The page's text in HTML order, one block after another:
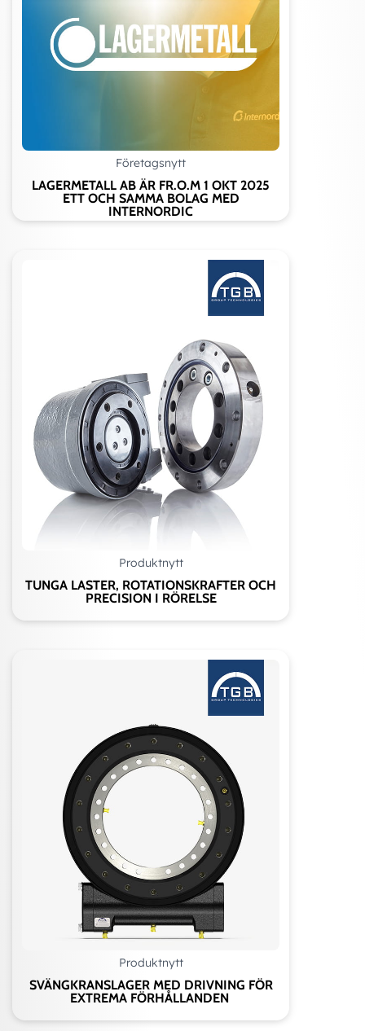
Företagsnytt
LAGERMETALL AB ÄR FR.O.M 1 OKT 2025
ETT OCH SAMMA BOLAG MED
INTERNORDIC
Produktnytt
TUNGA LASTER, ROTATIONSKRAFTER OCH
PRECISION I RÖRELSE
Produktnytt
SVÄNGKRANSLAGER MED DRIVNING FÖR
EXTREMA FÖRHÅLLANDEN